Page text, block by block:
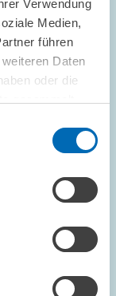
Verwendung
Medien,
führen
Daten
oder die
1999,
zu kurz. Von